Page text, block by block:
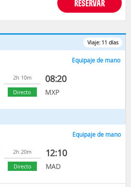
RESERVAR
Viaje: 11 días
Equipaje de mano
2h 10m
Directo
08:20
MXP
Equipaje de mano
2h 20m
Directo
12:10
MAD